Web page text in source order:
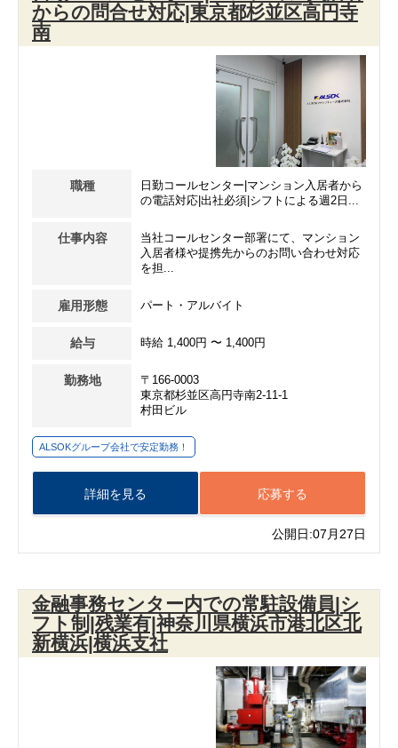
からの問合せ対応|東京都杉並区高円寺
南
職種
日勤コールセンター|マンション入居者から
の電話対応|出社必須|シフトによる週2日...
仕事内容
当社コールセンター部署にて、マンション
入居者様や提携先からのお問い合わせ対応
を担...
雇用形態 パート・アルバイト
給与 時給 1,400円 〜 1,400円
勤務地
〒166-0003
東京都杉並区高円寺南2-11-1
村田ビル
ALSOKグループ会社で安定勤務！
応募する
詳細を見る
公開日:07月27日
金融事務センター内での常駐設備員|シ
フト制|残業有|神奈川県横浜市港北区北
新横浜|横浜支社